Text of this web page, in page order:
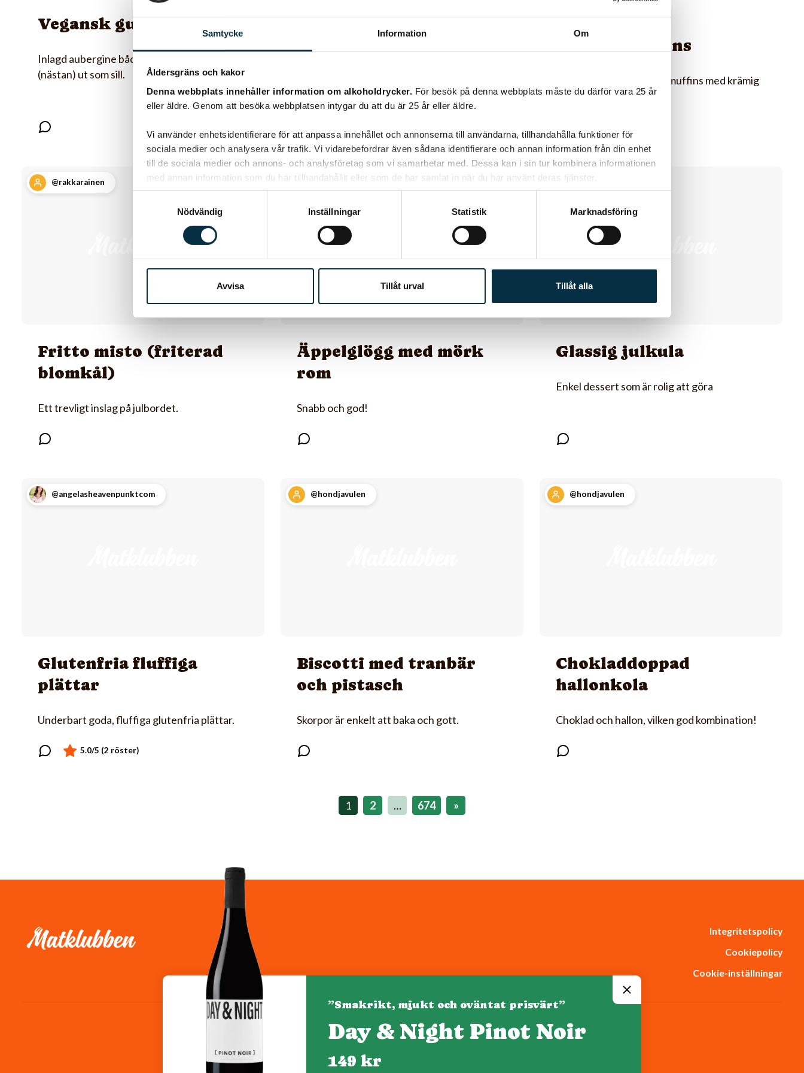
Samtycke Information Om
Åldersgräns och kakor
Denna webbplats innehåller information om alkoholdrycker. För besök på denna webbplats måste du därför vara 25 år
eller äldre. Genom att besöka webbplatsen intygar du att du är 25 år eller äldre.
Vi använder enhetsidentifierare för att anpassa innehållet och annonserna till användarna, tillhandahålla funktioner för
sociala medier och analysera vår trafik. Vi vidarebefordrar även sådana identifierare och annan information från din enhet
till de sociala medier och annons- och analysföretag som vi samarbetar med. Dessa kan i sin tur kombinera informationen
med annan information som du har tillhandahållit eller som de har samlat in när du har använt deras tjänster.
Nödvändig
Inställningar Statistik Marknadsföring
Avvisa Tillåt urval Tillåt alla
Vegansk gubbröra
Inlagd aubergine både smakar och ser
(nästan) ut som sill.
Vegetarisk lasagne
lunchlådor till mig själv. Det är så bra för…
Glutenfria
chokladmuffins
Små nyttiga minichokladmuffins med krämig
raw chokladfrosting.
@rakkarainen
Fritto misto (friterad
blomkål)
Ett trevligt inslag på julbordet.
@rakkarainen
Äppelglögg med mörk
rom
Snabb och god!
@rakkarainen
Glassig julkula
Enkel dessert som är rolig att göra
@angelasheavenpunktcom
Glutenfria fluffiga
plättar
Underbart goda, fluffiga glutenfria plättar.
@hondjavulen
Biscotti med tranbär
och pistasch
Skorpor är enkelt att baka och gott.
@hondjavulen
Chokladdoppad
hallonkola
Choklad och hallon, vilken god kombination!
1 2 … 674 »
Integritetspolicy
Cookiepolicy
Cookie-inställningar
Denna webbplats drivs av Vinklubben i Norden AB
© 2026 mytaste.se
”Smakrikt, mjukt och oväntat prisvärt”
Day & Night Pinot Noir
149 kr